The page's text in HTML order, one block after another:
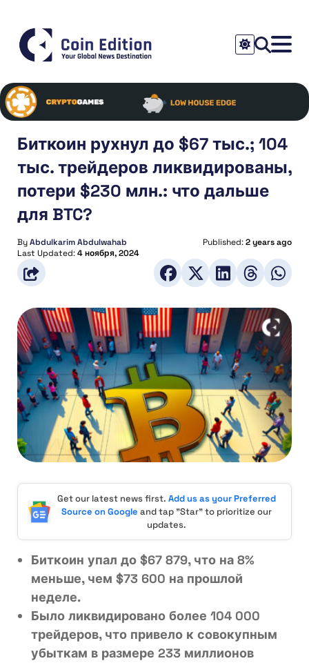
Биткоин рухнул до $67 тыс.; 104
тыс. трейдеров ликвидированы,
потери $230 млн.: что дальше
для BTC?
ByAbdulkarim Abdulwahab Published:2 years ago
Last Updated:4 ноября, 2024
Get our latest news first. Add us as your Preferred
Source on Google and tap "Star" to prioritize our
updates.
Биткоин упал до $67 879, что на 8%
меньше, чем $73 600 на прошлой
неделе.
Было ликвидировано более 104 000
трейдеров, что привело к совокупным
убыткам в размере 233 миллионов